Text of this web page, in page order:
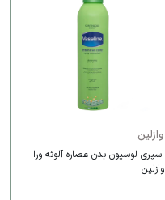
وازلین
اسپری لوسیون بدن عصاره آلوئه ورا
وازلین